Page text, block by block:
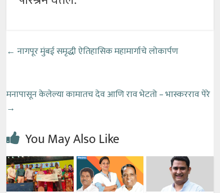
← नागपूर मुंबई समृद्धी ऐतिहासिक महामार्गाचे लोकार्पण
मनापासून केलेल्या कामातच देव आणि राव भेटतो – भास्करराव पेरे
→
You May Also Like